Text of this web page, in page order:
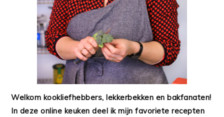
Welkom kookliefhebbers, lekkerbekken en bakfanaten!
In deze online keuken deel ik mijn favoriete recepten